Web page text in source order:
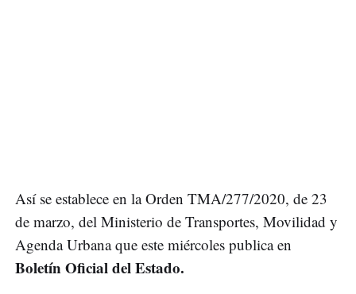
Así se establece en la Orden TMA/277/2020, de 23
de marzo, del Ministerio de Transportes, Movilidad y
Agenda Urbana que este miércoles publica en
Boletín Oficial del Estado.